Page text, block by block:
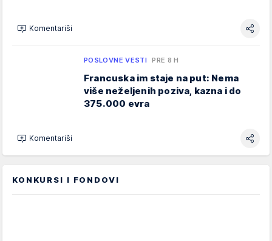
Komentariši
POSLOVNE VESTI PRE 8 H
Francuska im staje na put: Nema
više neželjenih poziva, kazna i do
375.000 evra
Komentariši
KONKURSI I FONDOVI